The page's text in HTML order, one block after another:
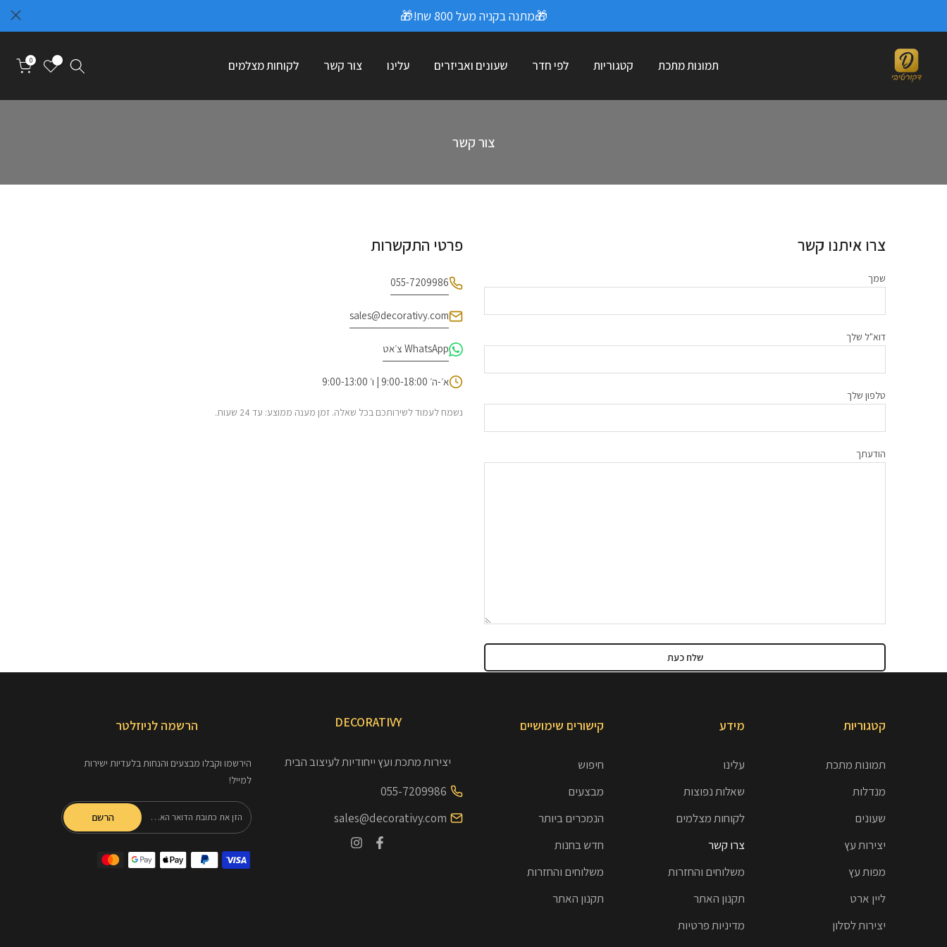
לתוכן
🎁מתנה בקניה מעל 800 שח!🎁
תמונות מתכת קטגוריות לפי חדר שעונים ואביזרים עלינו צור קשר לקוחות מצלמים 0
צור קשר
צרו איתנו קשר
שמך
דוא"ל שלך
טלפון שלך
הודעתך
פרטי התקשרות
055-7209986
sales@decorativy.com
WhatsApp צ׳אט
א׳-ה׳ 9:00-18:00 | ו׳ 9:00-13:00
נשמח לעמוד לשירותכם בכל שאלה. זמן מענה ממוצע: עד 24 שעות.
קטגוריות
תמונות מתכת
מנדלות
שעונים
יצירות עץ
מפות עץ
ליין ארט
יצירות לסלון
מידע
עלינו
שאלות נפוצות
לקוחות מצלמים
צרו קשר
משלוחים והחזרות
תקנון האתר
מדיניות פרטיות
קישורים שימושיים
חיפוש
מבצעים
הנמכרים ביותר
חדש בחנות
משלוחים והחזרות
תקנון האתר
DECORATIVY
יצירות מתכת ועץ ייחודיות לעיצוב הבית
055-7209986
sales@decorativy.com
הרשמה לניוזלטר
הירשמו וקבלו מבצעים והנחות בלעדיות ישירות
למייל!
הרשם